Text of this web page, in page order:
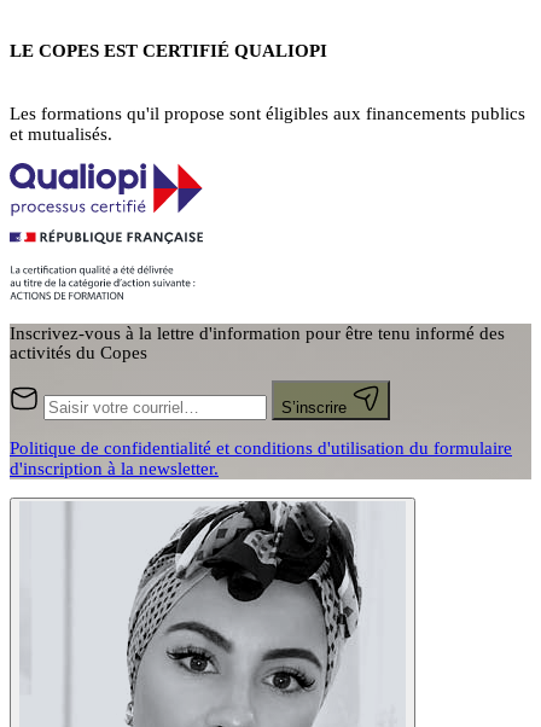
LE COPES EST CERTIFIÉ QUALIOPI
Les formations qu'il propose sont éligibles aux financements publics
et mutualisés.
Inscrivez-vous à la lettre d'information pour être tenu informé des
activités du Copes
S’inscrire
Politique de confidentialité et conditions d'utilisation du formulaire
d'inscription à la newsletter.